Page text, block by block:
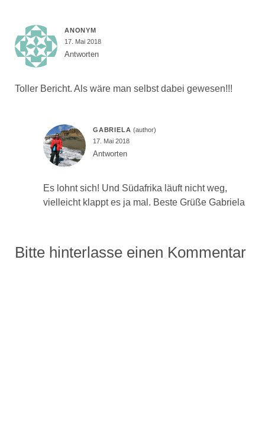
ANONYM
17. Mai 2018
Antworten
Toller Bericht. Als wäre man selbst dabei gewesen!!!
GABRIELA
17. Mai 2018
Antworten
Es lohnt sich! Und Südafrika läuft nicht weg,
vielleicht klappt es ja mal. Beste Grüße Gabriela
Bitte hinterlasse einen Kommentar